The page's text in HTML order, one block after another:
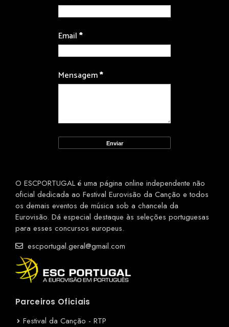
Email*
Mensagem*
O ESCPORTUGAL é uma página online independente não
oficial dedicada ao Festival Eurovisão da Canção e todos
os demais eventos de música sob a chancela da
Eurovisão. Dá especial destaque às seleções portuguesas
para esses concursos europeus.
escportugal.geral@gmail.com
Parceiros Oficiais
Festival da Canção - RTP